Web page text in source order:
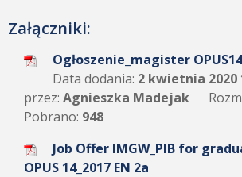
Załączniki:
Ogłoszenie_magister
Data dodania: 2 kwietnia 2020
przez: Agnieszka Madejak
Pobrano: 948
Job Offer IMGW_PIB for
OPUS 14_2017 EN 2a